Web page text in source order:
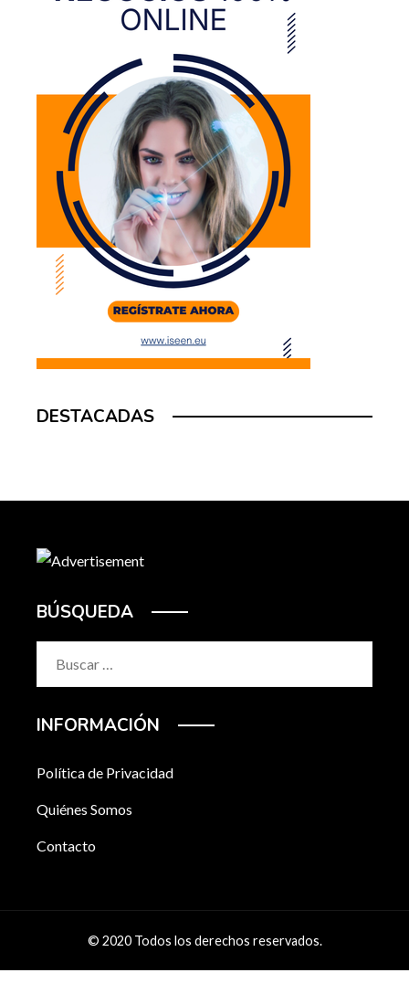
DESTACADAS
BÚSQUEDA
INFORMACIÓN
Política de Privacidad
Quiénes Somos
Contacto
© 2020 Todos los derechos reservados.